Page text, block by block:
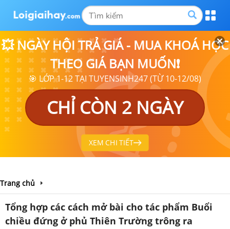
💥 NGÀY HỘI TRẢ GIÁ - MUA KHOÁ HỌC
THEO GIÁ BẠN MUỐN❗
🎯 LỚP 1-12 TẠI TUYENSINH247 (TỪ 10-12/08)
CHỈ CÒN 2 NGÀY
XEM CHI TIẾT
Trang chủ
Tổng hợp các cách mở bài cho tác phẩm Buổi
chiều đứng ở phủ Thiên Trường trông ra